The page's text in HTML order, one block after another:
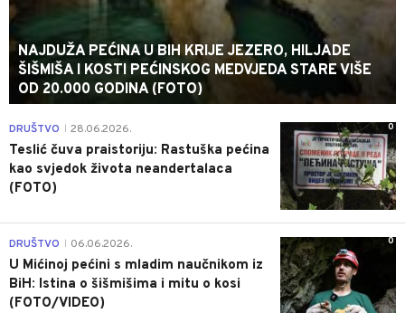
NAJDUŽA PEĆINA U BIH KRIJE JEZERO, HILJADE
ŠIŠMIŠA I KOSTI PEĆINSKOG MEDVJEDA STARE VIŠE
OD 20.000 GODINA (FOTO)
0
DRUŠTVO 28.06.2026.
Teslić čuva praistoriju: Rastuška pećina
kao svjedok života neandertalaca
(FOTO)
0
DRUŠTVO 06.06.2026.
U Mićinoj pećini s mladim naučnikom iz
BiH: Istina o šišmišima i mitu o kosi
(FOTO/VIDEO)